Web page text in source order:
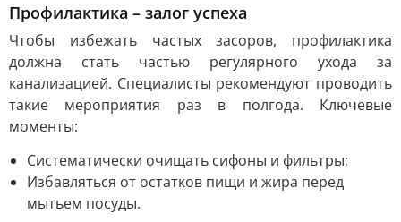
Профилактика – залог успеха
Чтобы избежать частых засоров, профилактика
должна стать частью регулярного ухода за
канализацией. Специалисты рекомендуют проводить
такие мероприятия раз в полгода. Ключевые
моменты:
Систематически очищать сифоны и фильтры;
Избавляться от остатков пищи и жира перед
мытьем посуды.